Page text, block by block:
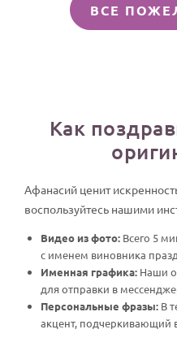
ВСЕ
Как
Афанасий ценит
воспользуйтесь нашими
Видео из фото: Всего 5
с именем виновника
Именная графика: Наши
для отправки в
Персональные фразы: В
акцент, подчеркивающий